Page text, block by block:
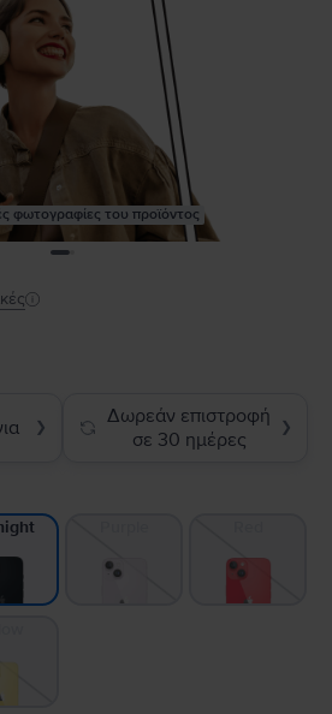
φωτογραφίες του προϊόντος
❯
Δωρεάν επιστροφή
σε 30 ημέρες
❯